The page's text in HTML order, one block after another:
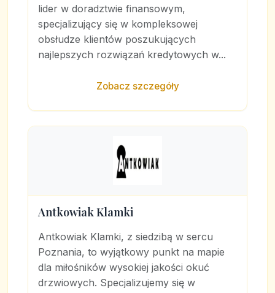
lider w doradztwie finansowym,
specjalizujący się w kompleksowej
obsłudze klientów poszukujących
najlepszych rozwiązań kredytowych w...
Zobacz szczegóły
Antkowiak Klamki
Antkowiak Klamki, z siedzibą w sercu
Poznania, to wyjątkowy punkt na mapie
dla miłośników wysokiej jakości okuć
drzwiowych. Specjalizujemy się w